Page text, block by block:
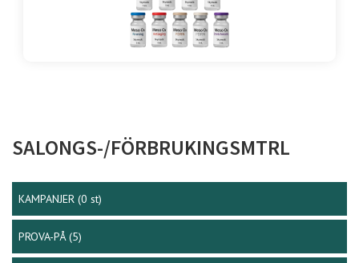
SALONGS-/FÖRBRUKINGSMTRL
KAMPANJER (0 st)
PROVA-PÅ(5)